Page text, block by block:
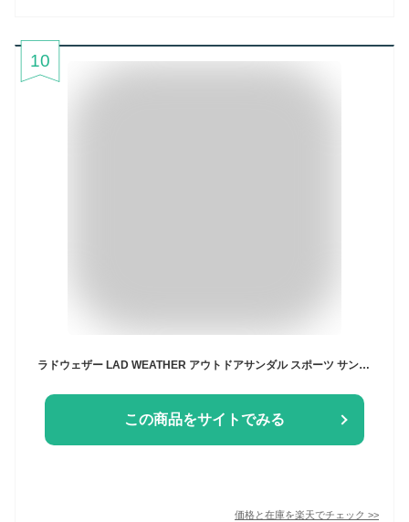
10
ラドウェザー LAD WEATHER アウトドアサンダル スポーツ サンダル メンズ レディース 男性用 女性用 耐衝撃/衝撃吸収/軽量 滑りにくいサンダル 歩きやすいサンダル 男女兼用 ブラック ホワイト カモフラージュ 迷彩
この商品をサイトでみる
価格と在庫を楽天でチェック >>